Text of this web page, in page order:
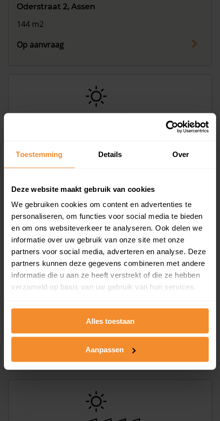
Toestemming Details Over
Deze website maakt gebruik van cookies
We gebruiken cookies om content en advertenties te
personaliseren, om functies voor social media te bieden
en om ons websiteverkeer te analyseren. Ook delen we
informatie over uw gebruik van onze site met onze
partners voor social media, adverteren en analyse. Deze
partners kunnen deze gegevens combineren met andere
informatie die u aan ze heeft verstrekt of die ze hebben
verzameld op basis van uw gebruik van hun services.
Alles toestaan
Aanpassen
Oderstraat 2, Assen
144 m2
Op aanvraag
Oderstraat 4, Assen
Oderstraat 6, Assen